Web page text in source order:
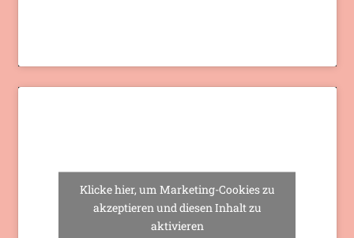
Klicke hier, um Marketing-Cookies zu
akzeptieren und diesen Inhalt zu
aktivieren